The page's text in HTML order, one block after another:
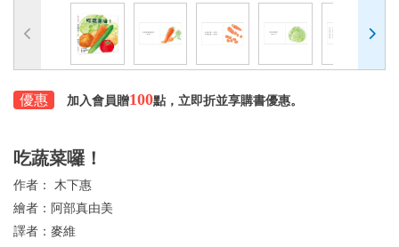
優惠 加入會員贈100點，立即折並享購書優惠。
吃蔬菜囉！
作者： 木下惠
繪者： 阿部真由美
譯者： 麥維